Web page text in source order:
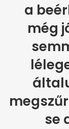
a
még
se